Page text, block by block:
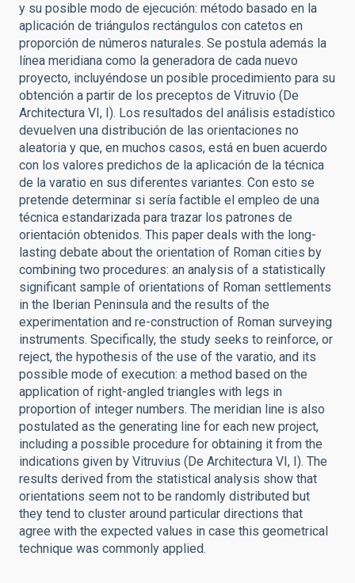
y su posible modo de ejecución: método basado en la
aplicación de triángulos rectángulos con catetos en
proporción de números naturales. Se postula además la
línea meridiana como la generadora de cada nuevo
proyecto, incluyéndose un posible procedimiento para su
obtención a partir de los preceptos de Vitruvio (De
Architectura VI, I). Los resultados del análisis estadístico
devuelven una distribución de las orientaciones no
aleatoria y que, en muchos casos, está en buen acuerdo
con los valores predichos de la aplicación de la técnica
de la varatio en sus diferentes variantes. Con esto se
pretende determinar si sería factible el empleo de una
técnica estandarizada para trazar los patrones de
orientación obtenidos. This paper deals with the long-
lasting debate about the orientation of Roman cities by
combining two procedures: an analysis of a statistically
significant sample of orientations of Roman settlements
in the Iberian Peninsula and the results of the
experimentation and re-construction of Roman surveying
instruments. Specifically, the study seeks to reinforce, or
reject, the hypothesis of the use of the varatio, and its
possible mode of execution: a method based on the
application of right-angled triangles with legs in
proportion of integer numbers. The meridian line is also
postulated as the generating line for each new project,
including a possible procedure for obtaining it from the
indications given by Vitruvius (De Architectura VI, I). The
results derived from the statistical analysis show that
orientations seem not to be randomly distributed but
they tend to cluster around particular directions that
agree with the expected values in case this geometrical
technique was commonly applied.